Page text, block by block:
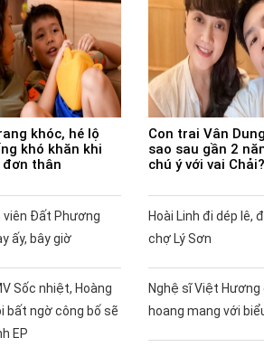
khóc, hé lộ
khó khăn khi
đơn thân
viên Đất Phương
ấy, bây giờ
Sốc nhiệt, Hoàng
bất ngờ công bố sẽ
EP
Con trai Vân
sao sau gần 2
chú ý với vai Chải?
Hoài Linh đi dép lê,
chợ Lý Sơn
Nghệ sĩ Việt Hương
hoang mang với